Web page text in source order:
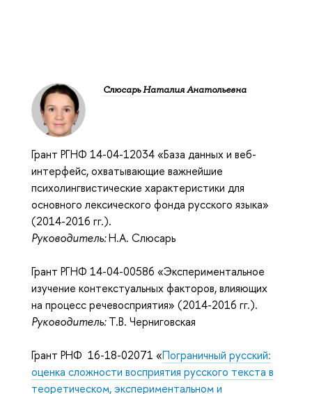
Слюсарь Наталия Анатольевна
Грант РГНФ 14-04-12034 «База данных и веб-
интерфейс, охватывающие важнейшие
психолингвистические характеристики для
основного лексического фонда русского языка»
(2014-2016 гг.).
Руководитель:Н.А. Слюсарь
Грант РГНФ 14-04-00586 «Экспериментальное
изучение контекстуальных факторов, влияющих
на процесс речевосприятия» (2014-2016 гг.).
Руководитель:Т.В. Черниговская
Грант РНФ 16-18-02071 «Пограничный русский:
оценка сложности восприятия русского текста в
теоретическом, экспериментальном и